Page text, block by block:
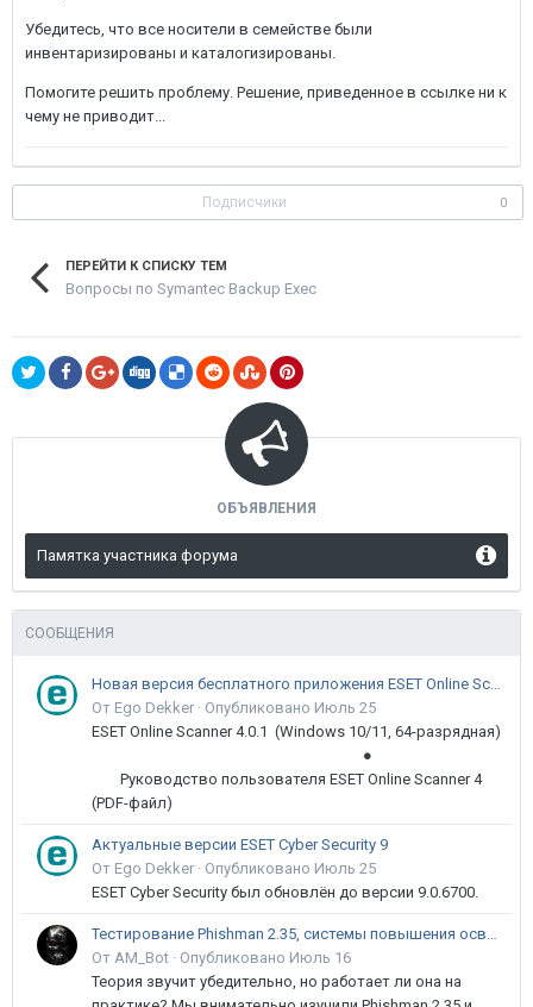
Убедитесь, что все носители в семействе были
инвентаризированы и каталогизированы.
Помогите решить проблему. Решение, приведенное в ссылке ни к
чему не приводит...
Подписчики 0
ПЕРЕЙТИ К СПИСКУ ТЕМ
Вопросы по Symantec Backup Exec
ОБЪЯВЛЕНИЯ
Памятка участника форума
СООБЩЕНИЯ
Новая версия бесплатного приложения ESET Online Scanner доступна пользователям
От Ego Dekker · Опубликовано Июль 25
ESET Online Scanner 4.0.1 (Windows 10/11, 64-разрядная)
●
Руководство пользователя ESET Online Scanner 4
(PDF-файл)
Актуальные версии ESET Cyber Security 9
От Ego Dekker · Опубликовано Июль 25
ESET Cyber Security был обновлён до версии 9.0.6700.
Тестирование Phishman 2.35, системы повышения осведомлённости пользователей в сфере ИБ
От AM_Bot · Опубликовано Июль 16
Теория звучит убедительно, но работает ли она на